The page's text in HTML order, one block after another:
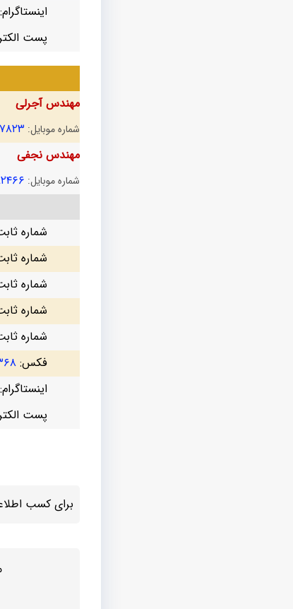
اینستاگرام:
پست
مهندس آجرلی
شماره موبایل:
مهندس نجفی
شماره موبایل:
شماره
شماره
شماره
شماره
شماره
فکس:
اینستاگرام:
پست
برای کسب